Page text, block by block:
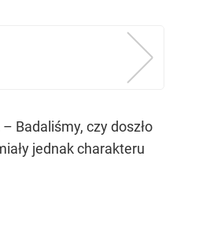
Badaliśmy, czy doszło
jednak charakteru